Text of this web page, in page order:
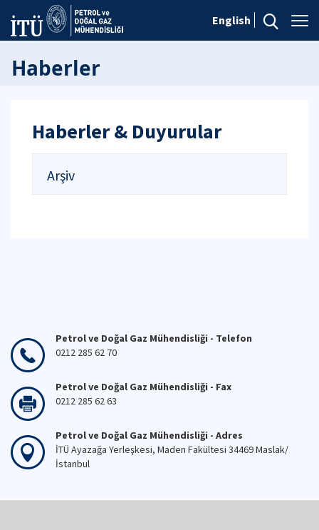
English
Haberler
Haberler & Duyurular
Arşiv
Petrol ve Doğal Gaz Mühendisliği - Telefon
0212 285 62 70
Petrol ve Doğal Gaz Mühendisliği - Fax
0212 285 62 63
Petrol ve Doğal Gaz Mühendisliği - Adres
İTÜ Ayazağa Yerleşkesi, Maden Fakültesi 34469 Maslak/
İstanbul